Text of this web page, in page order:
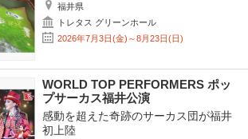
福井県
トレタス グリーンホール
2026年7月3日(金)～8月23日(日)
WORLD TOP PERFORMERS ポッ
プサーカス福井公演
感動を超えた奇跡のサーカス団が福井
初上陸